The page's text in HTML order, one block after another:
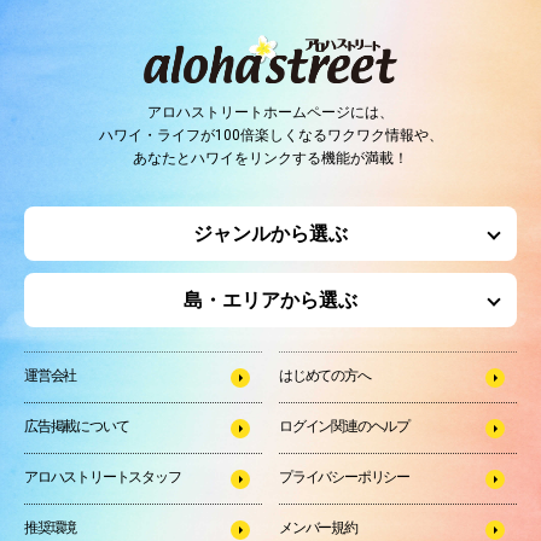
アロハストリートホームページには、
ハワイ・ライフが100倍楽しくなるワクワク情報や、
あなたとハワイをリンクする機能が満載！
ジャンルから選ぶ
島・エリアから選ぶ
運営会社 はじめての方へ
広告掲載について ログイン関連のヘルプ
アロハストリートスタッフ プライバシーポリシー
推奨環境 メンバー規約